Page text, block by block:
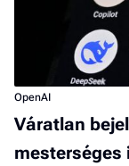
OpenAI
Váratlan